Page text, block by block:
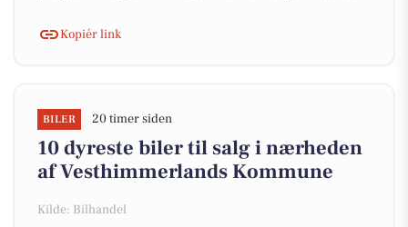
Kopiér link
BILER 20 timer siden
10 dyreste biler til salg i nærheden
af Vesthimmerlands Kommune
Kilde: Bilhandel